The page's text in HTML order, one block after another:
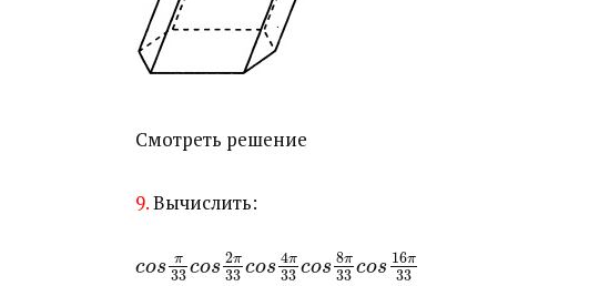
Смотреть решение
9.Вычислить:
cos π
33 cos 2π
33 cos 4π
33 cos 8π
33 cos 16π
33